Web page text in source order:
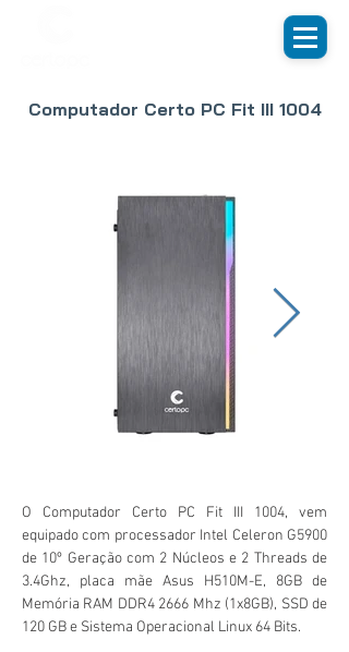
Computador Certo PC Fit III 1004
O Computador Certo PC Fit III 1004, vem
equipado com processador Intel Celeron G5900
de 10º Geração com 2 Núcleos e 2 Threads de
3.4Ghz, placa mãe Asus H510M-E, 8GB de
Memória RAM DDR4 2666 Mhz (1x8GB), SSD de
120 GB e Sistema Operacional Linux 64 Bits.